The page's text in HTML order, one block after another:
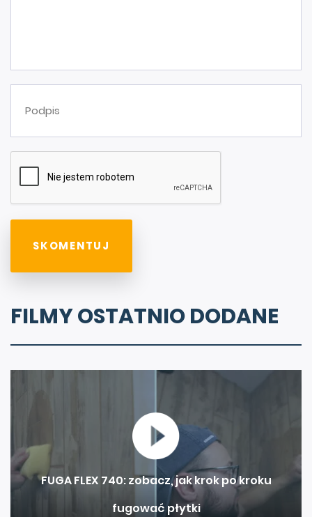
FILMY OSTATNIO DODANE
FUGA FLEX 740: zobacz, jak krok po kroku
fugować płytki